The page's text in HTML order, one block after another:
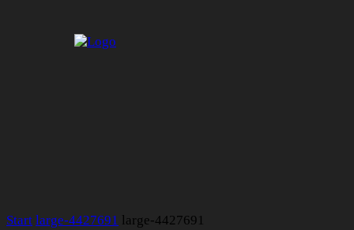
Start large-4427691 large-4427691